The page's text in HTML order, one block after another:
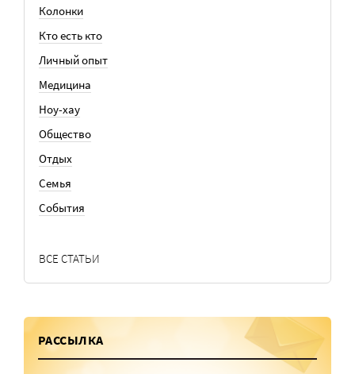
Колонки
Кто есть кто
Личный опыт
Медицина
Ноу-хау
Общество
Отдых
Семья
События
ВСЕ СТАТЬИ
РАССЫЛКА